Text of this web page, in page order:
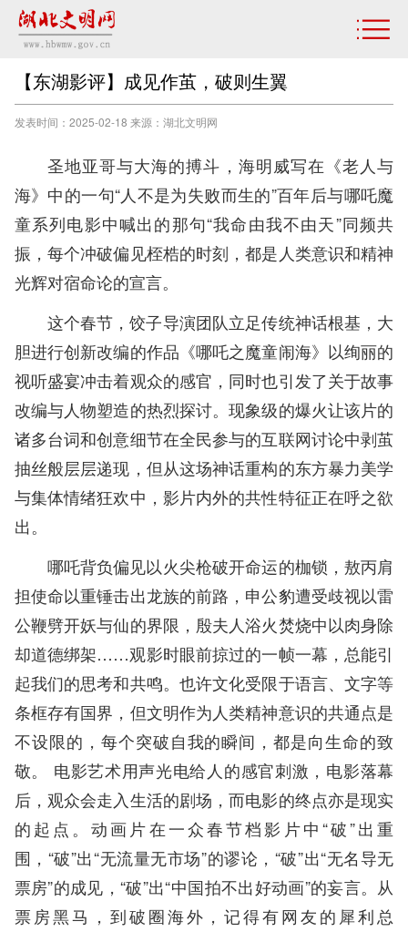
【东湖影评】成见作茧，破则生翼
发表时间：2025-02-18 来源：湖北文明网
圣地亚哥与大海的搏斗，海明威写在《老人与
海》中的一句“人不是为失败而生的”百年后与哪吒魔
童系列电影中喊出的那句“我命由我不由天”同频共
振，每个冲破偏见桎梏的时刻，都是人类意识和精神
光辉对宿命论的宣言。
这个春节，饺子导演团队立足传统神话根基，大
胆进行创新改编的作品《哪吒之魔童闹海》以绚丽的
视听盛宴冲击着观众的感官，同时也引发了关于故事
改编与人物塑造的热烈探讨。现象级的爆火让该片的
诸多台词和创意细节在全民参与的互联网讨论中剥茧
抽丝般层层递现，但从这场神话重构的东方暴力美学
与集体情绪狂欢中，影片内外的共性特征正在呼之欲
出。
哪吒背负偏见以火尖枪破开命运的枷锁，敖丙肩
担使命以重锤击出龙族的前路，申公豹遭受歧视以雷
公鞭劈开妖与仙的界限，殷夫人浴火焚烧中以肉身除
却道德绑架……观影时眼前掠过的一帧一幕，总能引
起我们的思考和共鸣。也许文化受限于语言、文字等
条框存有国界，但文明作为人类精神意识的共通点是
不设限的，每个突破自我的瞬间，都是向生命的致
敬。 电影艺术用声光电给人的感官刺激，电影落幕
后，观众会走入生活的剧场，而电影的终点亦是现实
的起点。动画片在一众春节档影片中“破”出重
围，“破”出“无流量无市场”的谬论，“破”出“无名导无
票房”的成见，“破”出“中国拍不出好动画”的妄言。从
票房黑马，到破圈海外，记得有网友的犀利总